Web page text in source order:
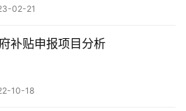
02-21
补贴申报项目分析
10-18